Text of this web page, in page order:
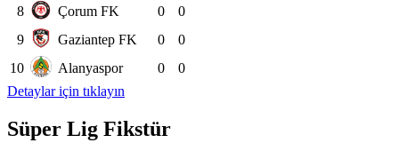
8
Çorum FK 0
0
9
Gaziantep FK 0
0
10
Alanyaspor 0
0
Detaylar için tıklayın
Süper Lig Fikstür